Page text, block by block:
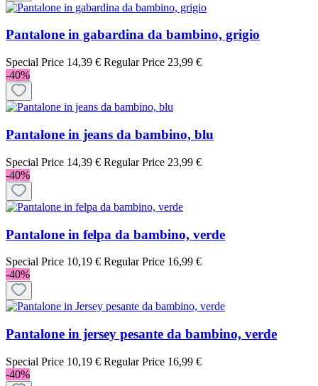
Pantalone in gabardina da bambino, grigio
Special Price 14,39 € Regular Price 23,99 €
-40%
Pantalone in jeans da bambino, blu
Special Price 14,39 € Regular Price 23,99 €
-40%
Pantalone in felpa da bambino, verde
Special Price 10,19 € Regular Price 16,99 €
-40%
Pantalone in jersey pesante da bambino, verde
Special Price 10,19 € Regular Price 16,99 €
-40%